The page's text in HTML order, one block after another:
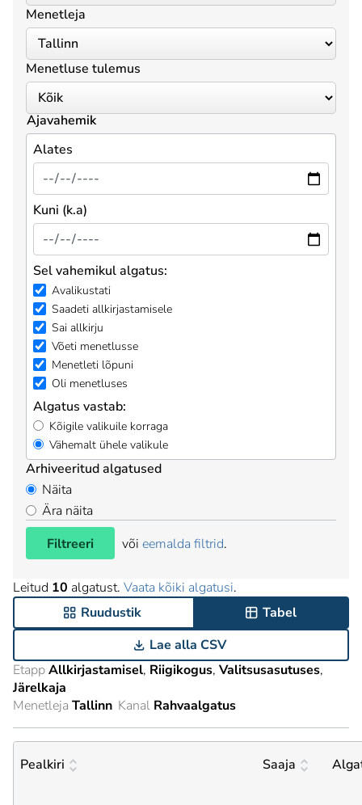
Menetleja
Menetluse tulemus
Ajavahemik
Alates
Kuni (k.a)
Sel vahemikul algatus:
Avalikustati
Saadeti allkirjastamisele
Sai allkirju
Võeti menetlusse
Menetleti lõpuni
Oli menetluses
Algatus vastab:
Kõigile valikuile korraga
Vähemalt ühele valikule
Arhiveeritud algatused
Näita
Ära näita
Filtreeri
või eemalda filtrid.
Leitud 10 algatust. Vaata kõiki algatusi.
Ruudustik
Tabel
Lae alla CSV
EtappAllkirjastamisel Riigikogus Valitsusasutuses
Järelkaja
Menetleja Tallinn Kanal Rahvaalgatus
Pealkiri Saaja